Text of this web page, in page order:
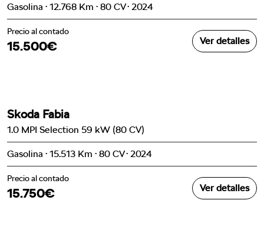
Gasolina · 12.768 Km · 80 CV · 2024
Precio al contado
15.500€ Ver detalles
Skoda Fabia
1.0 MPI Selection 59 kW (80 CV)
Gasolina · 15.513 Km · 80 CV · 2024
Precio al contado
15.750€ Ver detalles